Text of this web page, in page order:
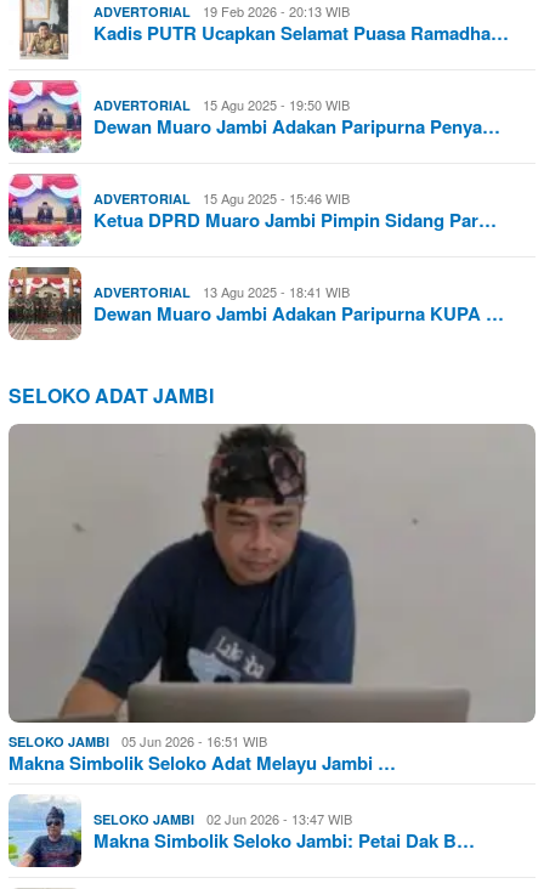
ADVERTORIAL 19 Feb 2026 - 20:13 WIB
Kadis PUTR Ucapkan Selamat Puasa Ramadha…
ADVERTORIAL 15 Agu 2025 - 19:50 WIB
Dewan Muaro Jambi Adakan Paripurna Penya…
ADVERTORIAL 15 Agu 2025 - 15:46 WIB
Ketua DPRD Muaro Jambi Pimpin Sidang Par…
ADVERTORIAL 13 Agu 2025 - 18:41 WIB
Dewan Muaro Jambi Adakan Paripurna KUPA …
SELOKO ADAT JAMBI
SELOKO JAMBI 05 Jun 2026 - 16:51 WIB
Makna Simbolik Seloko Adat Melayu Jambi …
SELOKO JAMBI 02 Jun 2026 - 13:47 WIB
Makna Simbolik Seloko Jambi: Petai Dak B…